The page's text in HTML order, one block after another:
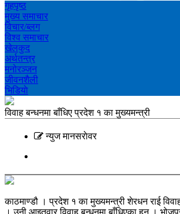
गृहपृष्ठ
मुख्य समाचार
विचार/ब्लग
विश्व समाचार
खेलकुद
अर्थतन्त्र
मनोरञ्‍जन
जीवनशैली
भिडियाे
विवाह बन्धनमा बाँधिए प्रदेश १ का मुख्यमन्त्री
न्युज मानसराेवर
काठमाण्डौ । प्रदेश १ का मुख्यमन्त्री शेरधन राई
। उनी आइतवार विवाह बन्धनमा बाँधिएका हुन् ।